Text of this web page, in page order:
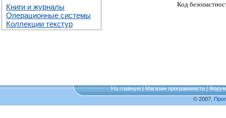
Книги и журналы
Операционные системы
Коллекции текстур
Код
На главную|Магазин программиста|Форум
© 2007,